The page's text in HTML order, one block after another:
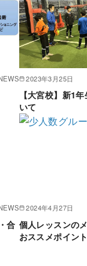
2023年3月25日
【大宮校】新1
いて
合
2024年4月27日
個人レッスンの
おススメポイン